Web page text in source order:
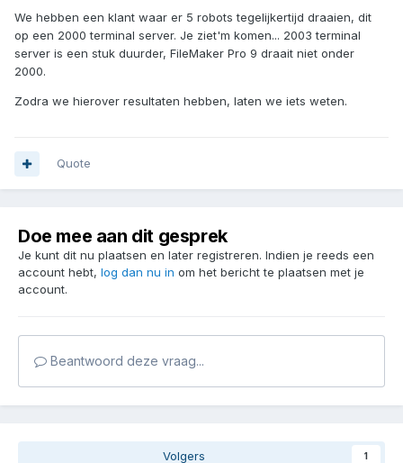
We hebben een klant waar er 5 robots tegelijkertijd draaien, dit
op een 2000 terminal server. Je ziet'm komen... 2003 terminal
server is een stuk duurder, FileMaker Pro 9 draait niet onder
2000.
Zodra we hierover resultaten hebben, laten we iets weten.
Quote
Doe mee aan dit gesprek
Je kunt dit nu plaatsen en later registreren. Indien je reeds een
account hebt, log dan nu in om het bericht te plaatsen met je
account.
Beantwoord deze vraag...
Volgers 1